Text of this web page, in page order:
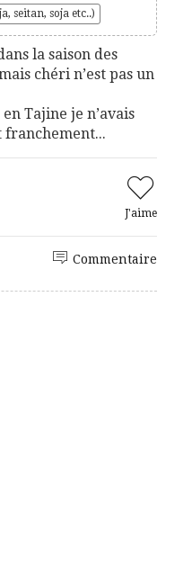
seitan, soja etc..)
la saison des
chéri n’est pas un
Tajine je n’avais
franchement...
J'aime
Commentaire